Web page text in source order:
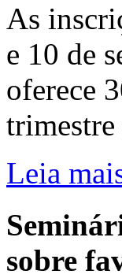
As
e 10 de
oferece
Leia
sobre